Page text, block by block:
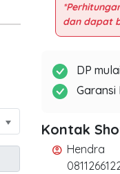
DP
Garansi
Kontak
account_circle Hendra